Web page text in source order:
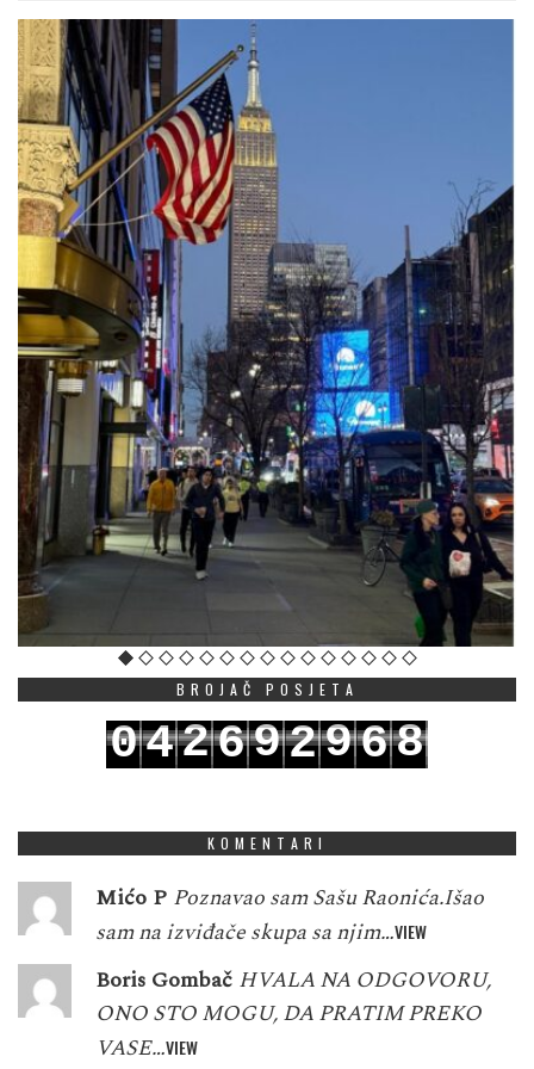
BROJAČ POSJETA
042692968
KOMENTARI
Mićo P Poznavao sam Sašu Raonića.Išao
sam na izviđače skupa sa njim…VIEW
Boris Gombač HVALA NA ODGOVORU,
ONO STO MOGU, DA PRATIM PREKO
VASE…VIEW